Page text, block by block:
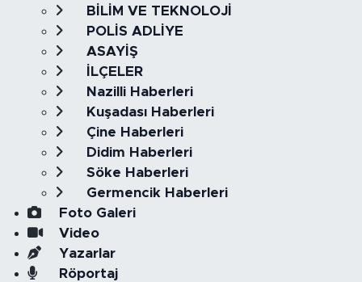
BİLİM VE TEKNOLOJİ
POLİS ADLİYE
ASAYİŞ
İLÇELER
Nazilli Haberleri
Kuşadası Haberleri
Çine Haberleri
Didim Haberleri
Söke Haberleri
Germencik Haberleri
Foto Galeri
Video
Yazarlar
Röportaj